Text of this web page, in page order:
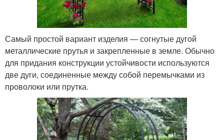
Самый простой вариант изделия — согнутые дугой
металлические прутья и закрепленные в земле. Обычно
для придания конструкции устойчивости используются
две дуги, соединенные между собой перемычками из
проволоки или прутка.